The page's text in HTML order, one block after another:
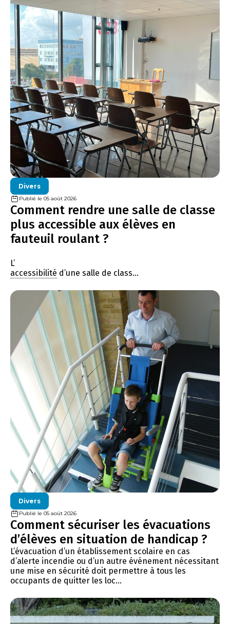
Divers
Publié le 05 août 2026
Comment rendre une salle de classe
plus accessible aux élèves en
fauteuil roulant ?
L’
accessibilité d’une salle de class...
Divers
Publié le 05 août 2026
Comment sécuriser les évacuations
d’élèves en situation de handicap ?
L’évacuation d’un établissement scolaire en cas
d’alerte incendie ou d’un autre événement nécessitant
une mise en sécurité doit permettre à tous les
occupants de quitter les loc...